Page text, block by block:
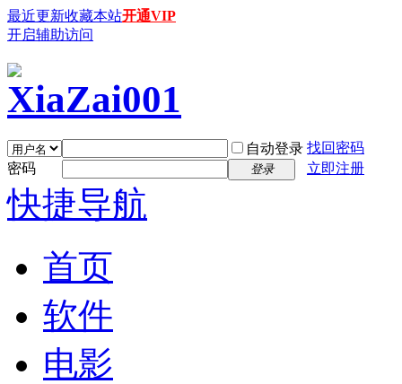
最近更新收藏本站开通VIP
开启辅助访问
自动登录 找回密码
密码
登录 立即注册
快捷导航
首页
软件
电影